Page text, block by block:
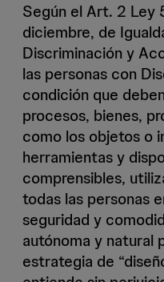
Según el Art. 2 Ley
diciembre, de
Discriminación y
las personas con
condición que
procesos, bienes,
como los objetos o
herramientas y
comprensibles,
todas las personas
seguridad y
autónoma y natural
estrategia de